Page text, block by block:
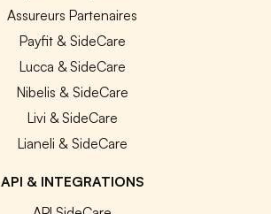
Assureurs Partenaires
Payfit & SideCare
Lucca & SideCare
Nibelis & SideCare
Livi & SideCare
Lianeli & SideCare
API & INTEGRATIONS